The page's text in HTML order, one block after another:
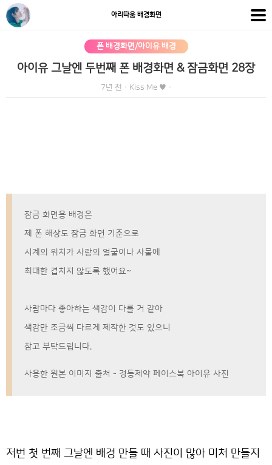
아리따움 배경화면
폰 배경화면/아이유 배경
아이유 그날엔 두번째 폰 배경화면 & 잠금화면 28장
7년 전 · Kiss Me ♥ ·
잠금 화면용 배경은
제 폰 해상도 잠금 화면 기준으로
시계의 위치가 사람의 얼굴이나 사물에
최대한 겹치지 않도록 했어요~
사람마다 좋아하는 색감이 다를 거 같아
색감만 조금씩 다르게 제작한 것도 있으니
참고 부탁드립니다.
사용한 원본 이미지 출처 - 경동제약 페이스북 아이유 사진
저번 첫 번째 그날엔 배경 만들 때 사진이 많아 미처 만들지